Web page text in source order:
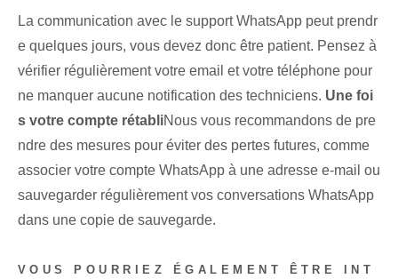
La communication avec le support WhatsApp peut prendr
e quelques jours, vous devez donc être patient. Pensez à
vérifier régulièrement votre email et votre téléphone pour
ne manquer aucune notification des techniciens. Une foi
s votre compte rétabliNous vous recommandons de pre
ndre des mesures pour éviter des pertes futures, comme
associer votre compte WhatsApp à une adresse e-mail ou
sauvegarder régulièrement vos conversations WhatsApp
dans une copie de sauvegarde. ⁢
VOUS POURRIEZ ÉGALEMENT ÊTRE INT